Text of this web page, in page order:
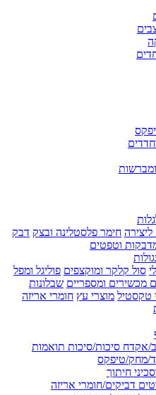
ליצירה חימר פלסטלינה ובצק דבק
וטפטים
סול קלקר ומוקצפים פוליגל ומפל
מכשירים ומספריים שבלונות
טקסטיל מוצרי עץ חומרי אריזה
אקדח סיכות/סיכות תואמות
מחק/טיפקס
חיתוך
דביקים/חומרי אריזה